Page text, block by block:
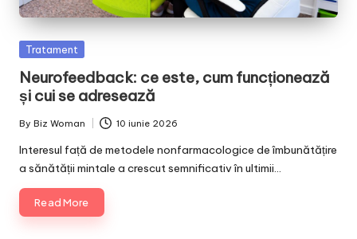
Posted
Tratament
Neurofeedback: ce este, cum funcționează
și cui se adresează
Posted
by
By Biz Woman 10 iunie 2026
Interesul față de metodele nonfarmacologice de îmbunătățire
a sănătății mintale a crescut semnificativ în ultimii…
Read More